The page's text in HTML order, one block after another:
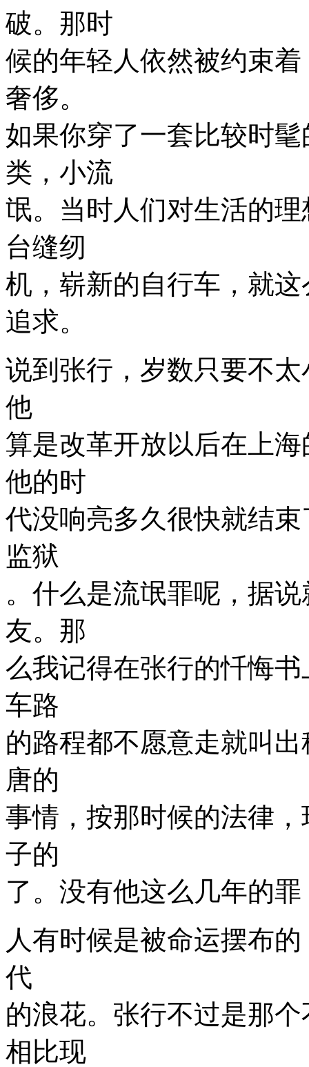
破。那时
候的年轻人依然被约束
奢侈。
如果你穿了一套比较时
类，小流
氓。当时人们对生活的
台缝纫
机，崭新的自行车，就
追求。
说到张行，岁数只要不
他
算是改革开放以后在上
他的时
代没响亮多久很快就结
监狱
。什么是流氓罪呢，据
友。那
么我记得在张行的忏悔
车路
的路程都不愿意走就叫
唐的
事情，按那时候的法律
子的
了。没有他这么几年的
人有时候是被命运摆布
代
的浪花。张行不过是那
相比现